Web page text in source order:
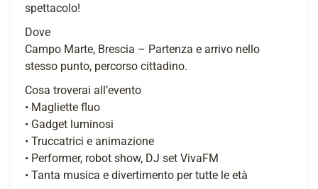
spettacolo!
Dove
Campo Marte, Brescia – Partenza e arrivo nello
stesso punto, percorso cittadino.
Cosa troverai all’evento
• Magliette fluo
• Gadget luminosi
• Truccatrici e animazione
• Performer, robot show, DJ set VivaFM
• Tanta musica e divertimento per tutte le età